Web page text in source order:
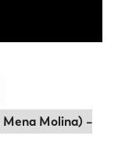
Molina) –